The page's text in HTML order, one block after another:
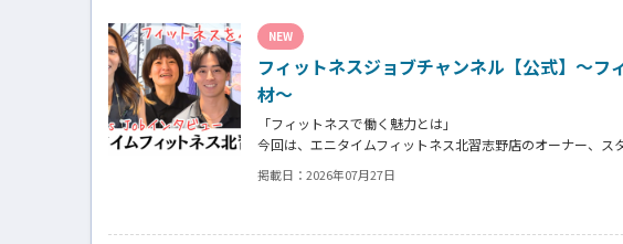
NEW
フィットネスジョブチャンネル【公式】～
材～
「フィットネスで働く魅力とは」
今回は、エニタイムフィットネス北習志野店のオーナー、
クラブの魅力についてインタビュー。オーナー様からはス
働き甲斐や動機、お客様からはそのスタッフの皆様がつくる
掲載日： 2026年07月27日